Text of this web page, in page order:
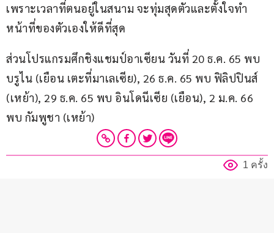
เพราะเวลาที่ตนอยู่ในสนาม จะทุ่มสุดตัวและตั้งใจทำ
หน้าที่ของตัวเองให้ดีที่สุด
ส่วนโปรแกรมศึกชิงแชมป์อาเซียน วันที่ 20 ธ.ค. 65 พบ
บรูไน (เยือน เตะที่มาเลเซีย), 26 ธ.ค. 65 พบ ฟิลิปปินส์
(เหย้า), 29 ธ.ค. 65 พบ อินโดนีเซีย (เยือน), 2 ม.ค. 66
พบ กัมพูชา (เหย้า)
1 ครั้ง